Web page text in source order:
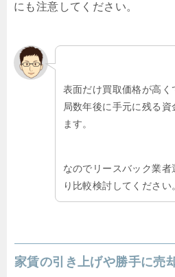
にも注意してください。
表面だけ買取価格が高
局数年後に手元に残る
ます。
なのでリースバック業
り比較検討してください
家賃の引き上げや勝手に売